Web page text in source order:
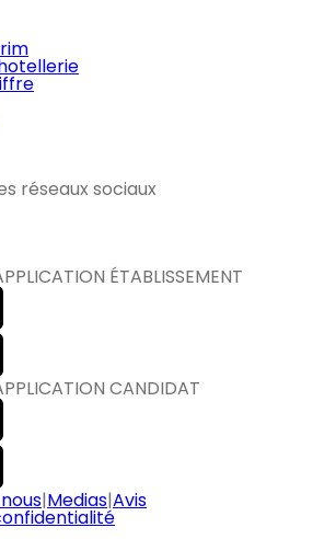
réseaux sociaux
ÉTABLISSEMENT
CANDIDAT
|Medias|Avis